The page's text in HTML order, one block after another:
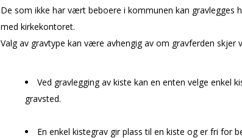
De som ikke har vært beboere i kommunen kan gravlegges
med kirkekontoret.
Valg av gravtype kan være avhengig av om gravferden skjer
Ved gravlegging av kiste kan en enten velge enkel
gravsted.
En enkel kistegrav gir plass til en kiste og er fri for